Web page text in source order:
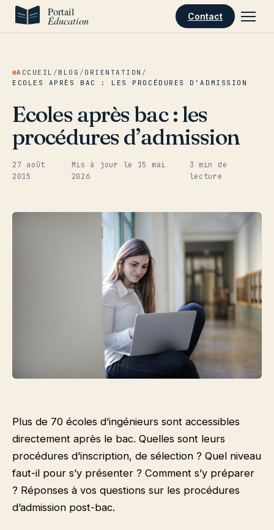
Aller au contenu
Contact
ACCUEIL / BLOG / ORIENTATION /
ECOLES APRÈS BAC : LES PROCÉDURES D’ADMISSION
Ecoles après bac : les
procédures d’admission
27 août
2015
·
Mis à jour le 15 mai
2026
·
3 min de
lecture
Plus de 70 écoles d’ingénieurs sont accessibles
directement après le bac. Quelles sont leurs
procédures d’inscription, de sélection ? Quel niveau
faut-il pour s’y présenter ? Comment s’y préparer
? Réponses à vos questions sur les procédures
d’admission post-bac.